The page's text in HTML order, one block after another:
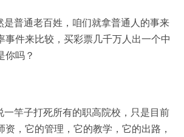
是普通老百姓，咱们就拿普通人的事来
事件来比较，买彩票几千万人出一个中
你吗？
一竿子打死所有的职高院校，只是目前
资，它的管理，它的教学，它的出路，